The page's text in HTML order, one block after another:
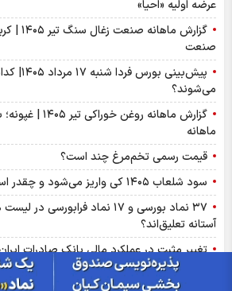
عرضه اولیه «احیا»
گزارش
صنعت
پیش‌بینی
می‌شوند؟
گزارش ماهانه روغن
ماهانه
قیمت رسمی تخم‌مرغ چند است؟
سود شلعاب ۱۴۰۵ کی واریز می‌شود و چقدر است؟
۳۷ نماد بورسی و ۱۷ نماد
آستانه تعلیق‌اند؟
درصد رشد کرد